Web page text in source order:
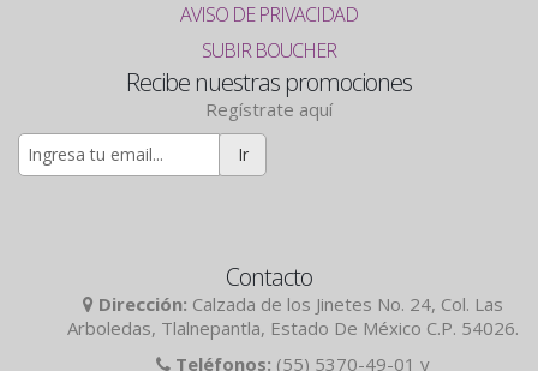
AVISO DE PRIVACIDAD
SUBIR BOUCHER
Recibe nuestras promociones
Regístrate aquí
Ir
Contacto
Dirección: Calzada de los Jinetes No. 24, Col. Las
Arboledas, Tlalnepantla, Estado De México C.P. 54026.
Teléfonos: (55) 5370-49-01 y